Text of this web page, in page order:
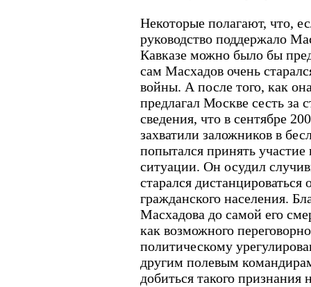
Некоторые полагают, что,
руководство поддержало
Кавказе можно было бы
сам Масхадов очень
войны. А после того, как
предлагал Москве сесть за
сведения, что в сентябре
захватили заложников в
попытался принять
ситуации. Он осудил
старался дистанцироваться
гражданского населения.
Масхадова до самой его
как возможного
политическому
другим полевым
добиться такого признания